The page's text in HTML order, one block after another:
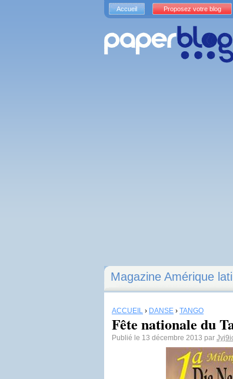
Magazine Amérique
ACCUEIL › DANSE › TANGO
Fête nationale du
Publié le 13 décembre 2013 par
Accueil Proposez votre blog